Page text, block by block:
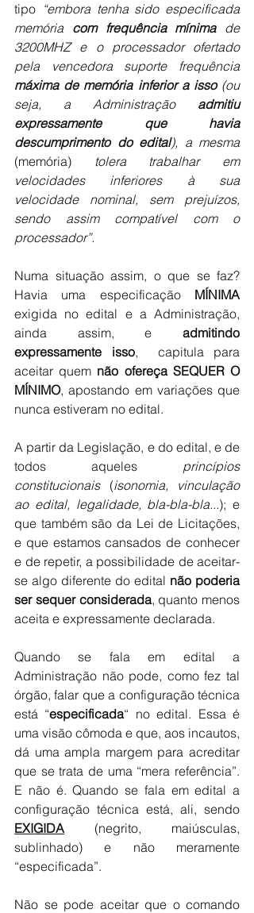
tipo “embora tenha sido especificada
memória com frequência mínima de
3200MHZ e o processador ofertado
máxima de memória inferior a isso (ou
seja, a Administração admitiu
expressamente que havia
descumprimento do edital
(memória) tolera trabalhar em
velocidades inferiores à sua
velocidade nominal, sem prejuízos,
sendo assim compatível com o
processador”.
Numa situação assim, o que se faz?
Havia uma especificação MÍNIMA
exigida no edital e a Administração,
ainda assim, e admitindo
expressamente isso,  capitula para
aceitar quem não ofereça SEQUER O
MÍNIMO, apostando em variações que
nunca estiveram no edital.
A partir da Legislação, e do edital, e de
todos aqueles princípios
constitucionais (isonomia, vinculação
ao edital, legalidade, bla-bla-bla...); e
que também são da Lei de Licitações,
e que estamos cansados de conhecer
e de repetir, a possibilidade de aceitar-
se algo diferente do edital não poderia
ser sequer considerada, quanto menos
aceita e expressamente declarada.
Quando se fala em edital a
Administração não pode, como fez tal
órgão, falar que a configuração técnica
está “especificada“ no edital. Essa é
uma visão cômoda e que, aos incautos,
dá uma ampla margem para acreditar
que se trata de uma “mera referência”.
E não é. Quando se fala em edital a
EXIGIDA
(negrito, maiúsculas,
sublinhado) e não meramente
“especificada”.
Não se pode aceitar que o comando